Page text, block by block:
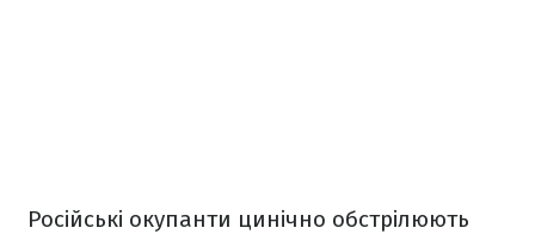
Російські окупанти цинічно обстрілюють